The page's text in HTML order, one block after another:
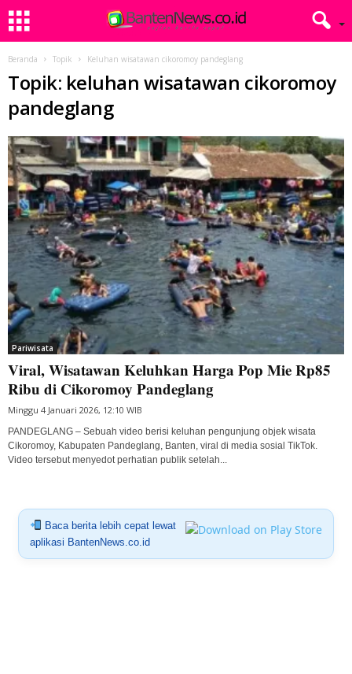
Beranda Topik Keluhan wisatawan cikoromoy pandeglang
Topik: keluhan wisatawan cikoromoy
pandeglang
Pariwisata
Viral, Wisatawan Keluhkan Harga Pop Mie Rp85
Ribu di Cikoromoy Pandeglang
Minggu 4 Januari 2026, 12:10 WIB
PANDEGLANG – Sebuah video berisi keluhan pengunjung objek wisata
Cikoromoy, Kabupaten Pandeglang, Banten, viral di media sosial TikTok.
Video tersebut menyedot perhatian publik setelah...
Baca berita lebih cepat lewat
aplikasi BantenNews.co.id